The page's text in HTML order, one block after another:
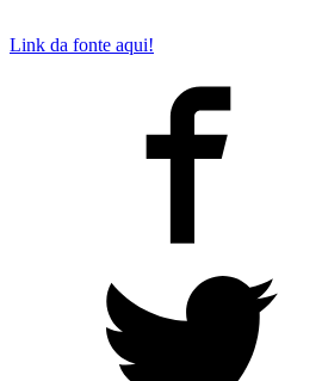
Link da fonte aqui!